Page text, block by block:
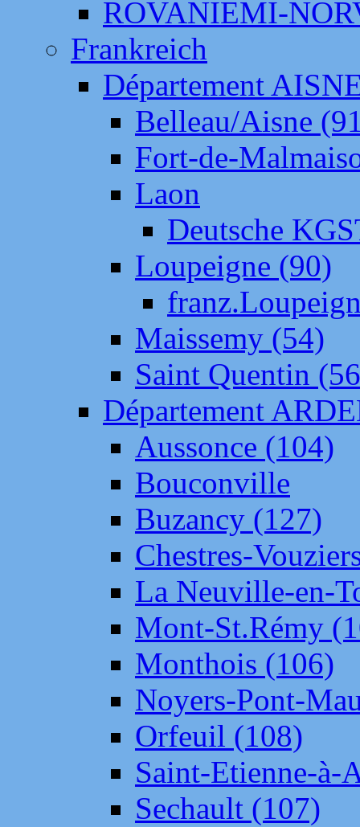
ROVANIEMI-
Frankreich
Département
Belleau/Aisne
Fort-de-
Laon
Deutsche
Loupeigne (90)
Maissemy (54)
Saint Quentin
Département
Aussonce (104)
Bouconville
Buzancy (127)
Chestres-
La Neuville-en-
Mont-St.Rémy
Monthois (106)
Noyers-Pont-
Orfeuil (108)
Saint-Etienne-à-
Sechault (107)